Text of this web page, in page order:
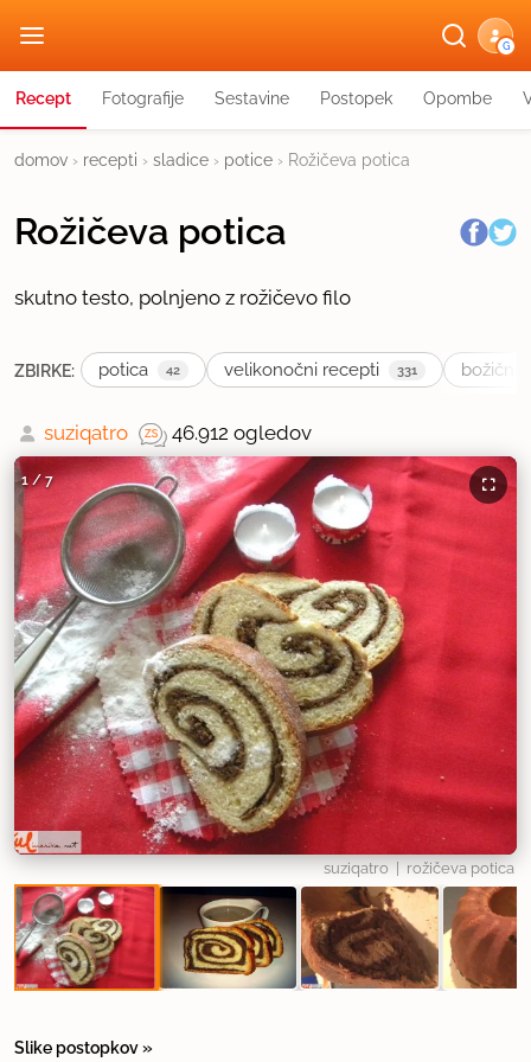
G
Recept Fotografije Sestavine Postopek Opombe
domov › recepti › sladice › potice › Rožičeva potica
Rožičeva potica
skutno testo, polnjeno z rožičevo filo
ZBIRKE: potica 42 velikonočni recepti 331 božični
suziqatro 46.912 ogledov
1/7
suziqatro | rožičeva potica
Slike postopkov »